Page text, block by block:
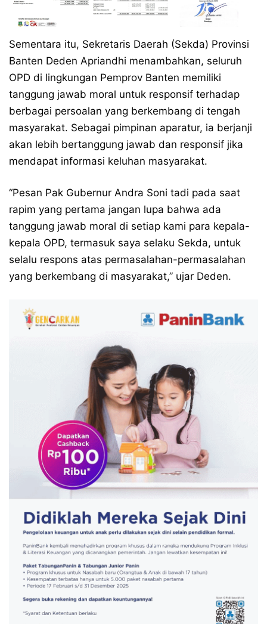
Sementara itu, Sekretaris Daerah (Sekda) Provinsi
Banten Deden Apriandhi menambahkan, seluruh
OPD di lingkungan Pemprov Banten memiliki
tanggung jawab moral untuk responsif terhadap
berbagai persoalan yang berkembang di tengah
masyarakat. Sebagai pimpinan aparatur, ia berjanji
akan lebih bertanggung jawab dan responsif jika
mendapat informasi keluhan masyarakat.
“Pesan Pak Gubernur Andra Soni tadi pada saat
rapim yang pertama jangan lupa bahwa ada
tanggung jawab moral di setiap kami para kepala-
kepala OPD, termasuk saya selaku Sekda, untuk
selalu respons atas permasalahan-permasalahan
yang berkembang di masyarakat,” ujar Deden.